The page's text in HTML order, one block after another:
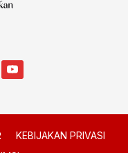
KEBIJAKAN PRIVASI